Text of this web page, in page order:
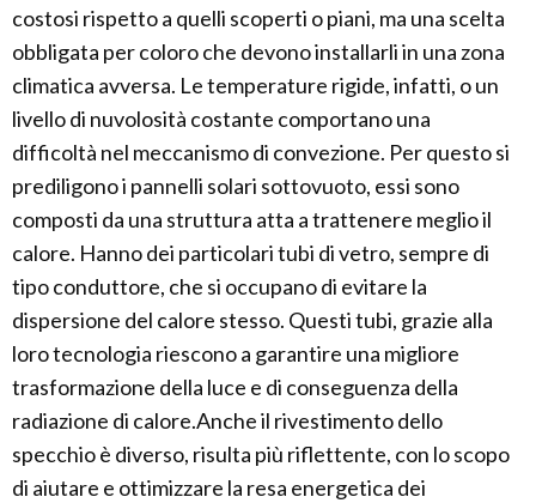
costosi rispetto a quelli scoperti o piani, ma una scelta
obbligata per coloro che devono installarli in una zona
climatica avversa. Le temperature rigide, infatti, o un
livello di nuvolosità costante comportano una
difficoltà nel meccanismo di convezione. Per questo si
prediligono i pannelli solari sottovuoto, essi sono
composti da una struttura atta a trattenere meglio il
calore. Hanno dei particolari tubi di vetro, sempre di
tipo conduttore, che si occupano di evitare la
dispersione del calore stesso. Questi tubi, grazie alla
loro tecnologia riescono a garantire una migliore
trasformazione della luce e di conseguenza della
radiazione di calore.Anche il rivestimento dello
specchio è diverso, risulta più riflettente, con lo scopo
di aiutare e ottimizzare la resa energetica dei